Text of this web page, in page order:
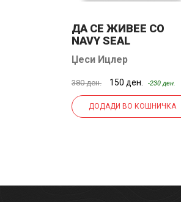
ДА СЕ ЖИВЕЕ СО
NAVY SEAL
Џеси Ицлер
380 ден. 150 ден. -230 ден.
ДОДАДИ ВО КОШНИЧКА